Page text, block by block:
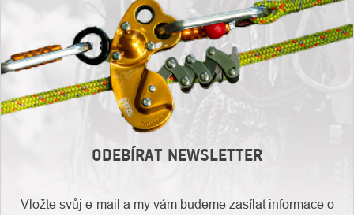
ODEBÍRAT NEWSLETTER
Vložte svůj e-mail a my vám budeme zasílat informace o